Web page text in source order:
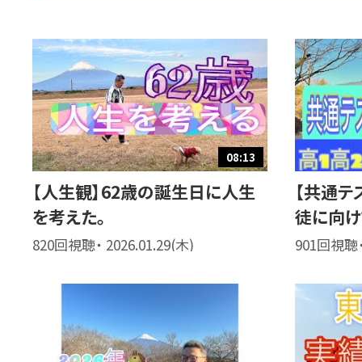
08:13
【人生観】62歳の誕生日に人生
を考えた。
820回視聴・ 2026.01.29(木)
【共通テ
徒に向け
901回視聴